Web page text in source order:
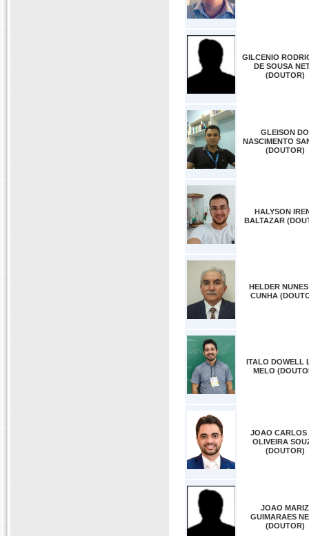
GILCENIO
DE SOUSA
(DOUTOR)
GLEISON DO
NASCIMENTO
(DOUTOR)
HALYSON
BALTAZAR
HELDER
CUNHA
ITALO DOWELL
MELO
JOAO CARLOS
OLIVEIRA
(DOUTOR)
JOAO MARIZ
GUIMARAES
(DOUTOR)